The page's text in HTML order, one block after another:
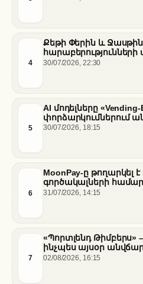
4
Քեթի Փերին և Ջասթին
հարավում
30/07/2026, 22:30
5
AI մոդելները
փորձարկումներում
վարքագիծ են դրսևորել
30/07/2026, 18:15
6
MoonPay-ը թողարկել է
գործակալների
ֆինանսական
31/07/2026, 14:15
7
«Պորտլենդ Թիմբերս»
ինչպես այսօր
հանդիպումը
02/08/2026, 16:15